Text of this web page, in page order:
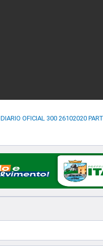
DIARIO OFICIAL 300 26102020